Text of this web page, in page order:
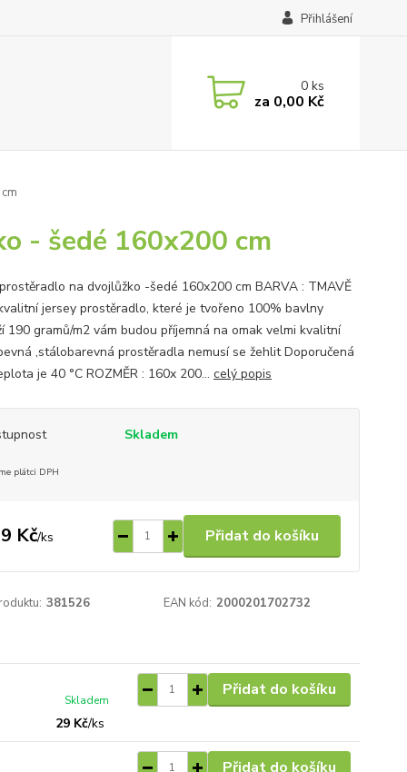
Přihlášení
0ks
za 0,00 Kč
- šedé 160x200 cm
na dvojlůžko -šedé 160x200 cm BARVA : TMAVĚ
jersey prostěradlo, které je tvořeno 100% bavlny
190 gramů/m2 vám budou příjemná na omak velmi kvalitní
,stálobarevná prostěradla nemusí se žehlit Doporučená
je 40 °C ROZMĚR : 160x 200... celý popis
Skladem
plátci DPH
Kč/ks Přidat do košíku
381526 EAN kód: 2000201702732
29 Kč/ks
Skladem
Přidat do košíku
Přidat do košíku